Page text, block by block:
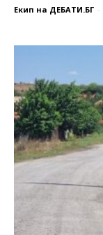
Екип на ДЕБАТИ.БГ -